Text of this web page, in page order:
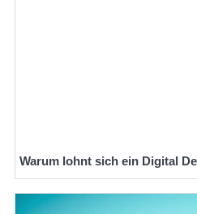
Warum lohnt sich ein Digital